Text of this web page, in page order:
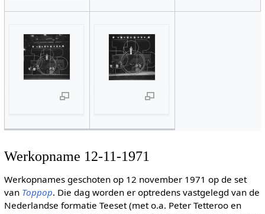
Werkopname 12-11-1971
Werkopnames geschoten op 12 november 1971 op de set
van Toppop. Die dag worden er optredens vastgelegd van de
Nederlandse formatie Teeset (met o.a. Peter Tetteroo en